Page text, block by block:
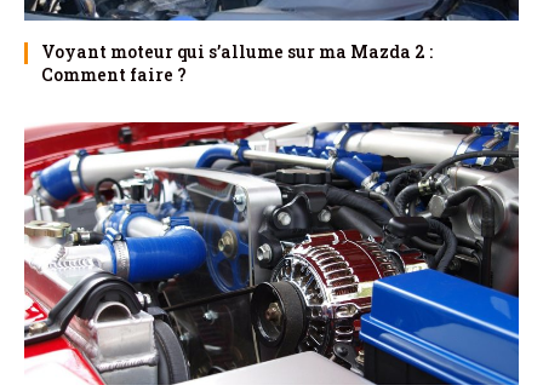
Voyant moteur qui s’allume sur ma Mazda 2 :
Comment faire ?